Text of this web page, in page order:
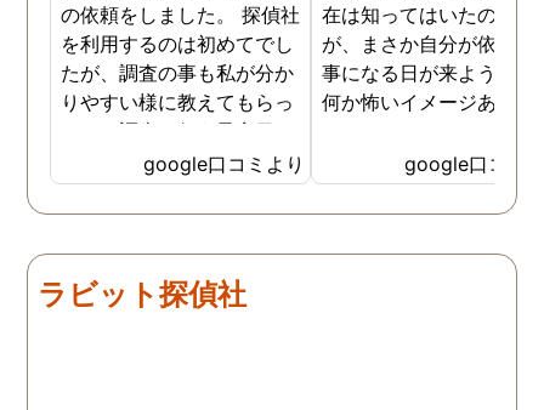
の依頼をしました。 探偵社
を利用するのは初めてでし
たが、調査の事も私が分か
りやすい様に教えてもらっ
たり、調査を行う予定日は
私の希望を聞いてもらいつ
つ、探偵さんのご意見も取
り入れ、細かく打ち合わせ
た。調査を行った日はその
日の報告を入れてくれたり
google口コミより
在は知ってはいたのです
が、まさか自分が依頼す
事になる日が来ようと
何か怖いイメージありま
応も良く、安心して相談
きました。 調査後に弁
さんも紹介していただき
した！ありがとうござい
google口コミ
ラビット探偵社